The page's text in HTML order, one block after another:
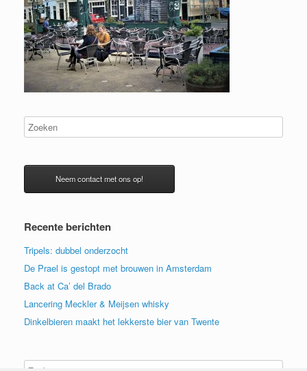
Neem contact met ons op!
Recente berichten
Tripels: dubbel onderzocht
De Prael is gestopt met brouwen in Amsterdam
Back at Ca’ del Brado
Lancering Meckler & Meijsen whisky
Dinkelbieren maakt het lekkerste bier van Twente